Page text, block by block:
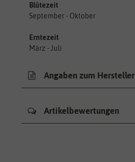
Blütezeit
September - Oktober
Erntezeit
März - Juli
Angaben zum Hersteller
Artikelbewertungen